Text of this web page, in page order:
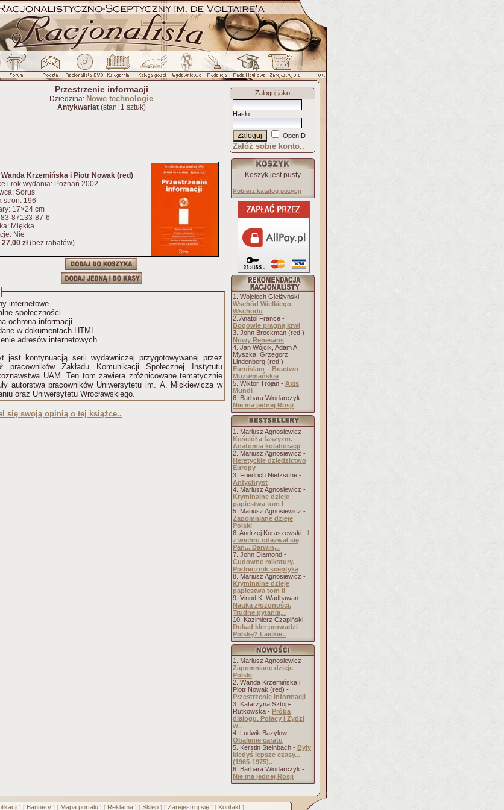
Przestrzenie informacji
Dziedzina: Nowe technologie
Antykwariat(stan: 1 sztuk)
Wanda Krzemińska i Piotr Nowak (red)
i rok wydania: Poznań 2002
Sorus
stron: 196
17×24 cm
83-87133-87-6
Miękka
Nie
27,00 zł(bez rabatów)
internetowe
społeczności
ochrona informacji
w dokumentach HTML
adresów internetowych
jest kontynuacją serii wydawniczej przygotowywanej przez
pracowników Zakładu Komunikacji Społecznej Instytutu
UAM. Ten tom zawiera zróżnicowane tematycznie
autorstwa pracowników Uniwersytetu im. A. Mickiewicza w
oraz Uniwersytetu Wrocławskiego.
się swoją opinią o tej książce..
Zaloguj jako:
Hasło:
OpenID
Załóż sobie konto..
Koszyk jest pusty
Pobierz katalog pozycji
1. Wojciech Giełżyński -
Wschód Wielkiego
Wschodu
2. Anatol France -
Bogowie pragną krwi
3. John Brockman (red.) -
Nowy Renesans
4. Jan Wójcik, Adam A.
Myszka, Grzegorz
Lindenberg (red.) -
Euroislam – Bractwo
Muzułmańskie
5. Wiktor Trojan - Axis
Mundi
6. Barbara Włodarczyk -
Nie ma jednej Rosji
1. Mariusz Agnosiewicz -
Kościół a faszyzm.
Anatomia kolaboracji
2. Mariusz Agnosiewicz -
Heretyckie dziedzictwo
Europy
3. Friedrich Nietzsche -
Antychryst
4. Mariusz Agnosiewicz -
Kryminalne dzieje
papiestwa tom I
5. Mariusz Agnosiewicz -
Zapomniane dzieje
Polski
6. Andrzej Koraszewski - I
z wichru odezwał się
Pan... Darwin,..
7. John Diamond -
Cudowne mikstury.
Podręcznik sceptyka
8. Mariusz Agnosiewicz -
Kryminalne dzieje
papiestwa tom II
9. Vinod K. Wadhawan -
Nauka złożoności.
Trudne pytania,..
10. Kazimierz Czapiński -
Dokąd kler prowadzi
Polskę? Laickie..
1. Mariusz Agnosiewicz -
Zapomniane dzieje
Polski
2. Wanda Krzemińska i
Piotr Nowak (red) -
Przestrzenie informacji
3. Katarzyna Sztop-
Rutkowska - Próba
dialogu. Polacy i Żydzi
w..
4. Ludwik Bazylow -
Obalenie caratu
5. Kerstin Steinbach - Były
kiedyś lepsze czasy...
(1965-1975)..
6. Barbara Włodarczyk -
Nie ma jednej Rosji
] [ Bannery] [ Mapa portalu] [ Reklama] [ Sklep] [ Zarejestruj się] [ Kontakt]